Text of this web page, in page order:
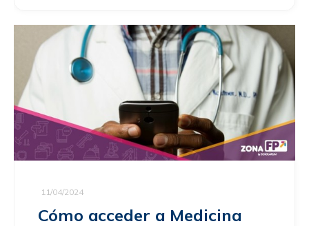
11/04/2024
Cómo acceder a Medicina